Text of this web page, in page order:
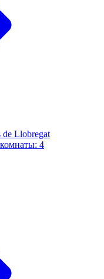
de Llobregat
4